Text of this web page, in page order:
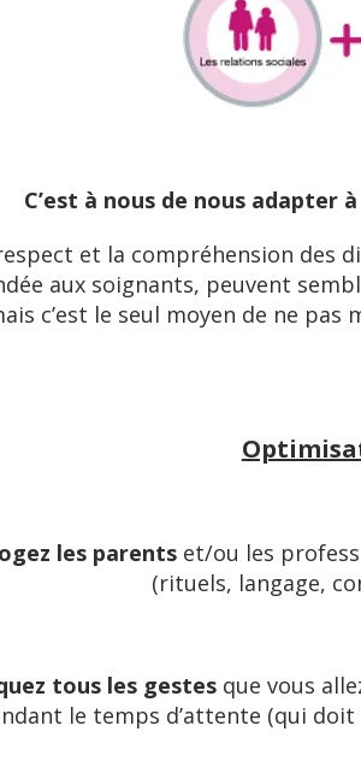
C’est à nous de nous adapter
et la compréhension des
aux soignants, peuvent
c’est le seul moyen de ne pas
les parentset/ou les
(rituels, langage,
tous les gestes que vous
le temps d’attente (qui